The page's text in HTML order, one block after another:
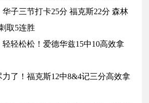
华子三节打卡25分 福克斯22分 森林
取5连胜
轻轻松松！爱德华兹15中10高效拿
力了！福克斯12中8&4记三分高效拿